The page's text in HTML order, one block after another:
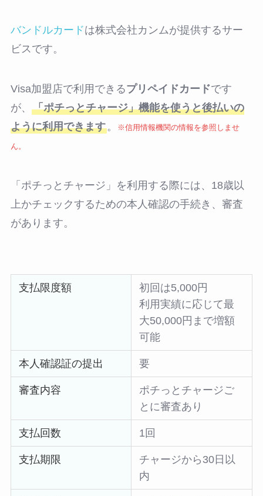
バンドルカードは株式会社カンムが提供するサー
ビスです。
Visa加盟店で利用できるプリペイドカードです
が、 「ポチっとチャージ」機能を使うと後払いの
ように利用できます。 ※信用情報機関の情報を参照しませ
ん。
「ポチっとチャージ」を利用する際には、18歳以
上かチェックするための本人確認の手続き、審査
があります。
支払限度額
初回は5,000円
利用実績に応じて最
大50,000円まで増額
可能
本人確認証の提出 要
審査内容
ポチっとチャージご
とに審査あり
支払回数 1回
支払期限
チャージから30日以
内